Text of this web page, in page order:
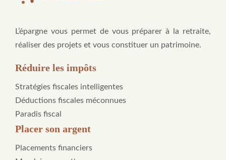
L’épargne vous permet de vous préparer à la retraite,
réaliser des projets et vous constituer un patrimoine.
Réduire les impôts
Stratégies fiscales intelligentes
Déductions fiscales méconnues
Paradis fiscal
Placer son argent
Placements financiers